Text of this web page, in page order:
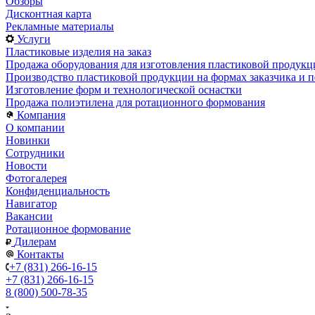
Дисконтная карта
Рекламные материалы
Услуги
Пластиковые изделия на заказ
Продажа оборудования для изготовления пластиковой
Производство пластиковой продукции на формах заказчика и
Изготовление форм и технологической оснастки
Продажа полиэтилена для ротационного формования
Компания
О компании
Новинки
Сотрудники
Новости
Фотогалерея
Конфиденциальность
Навигатор
Вакансии
Ротационное формование
Дилерам
Контакты
+7 (831) 266-16-15
+7 (831) 266-16-15
8 (800) 500-78-35